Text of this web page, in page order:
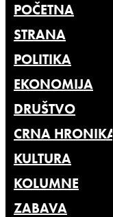
POČETNA
STRANA
POLITIKA
EKONOMIJA
DRUŠTVO
CRNA HRONIKA
KULTURA
KOLUMNE
ZABAVA